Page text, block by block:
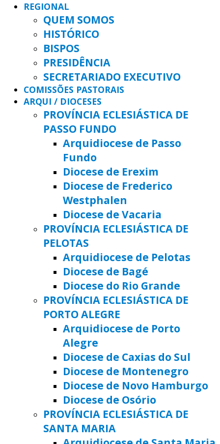
REGIONAL
QUEM SOMOS
HISTÓRICO
BISPOS
PRESIDÊNCIA
SECRETARIADO EXECUTIVO
COMISSÕES PASTORAIS
ARQUI / DIOCESES
PROVÍNCIA ECLESIÁSTICA DE
PASSO FUNDO
Arquidiocese de Passo
Fundo
Diocese de Erexim
Diocese de Frederico
Westphalen
Diocese de Vacaria
PROVÍNCIA ECLESIÁSTICA DE
PELOTAS
Arquidiocese de Pelotas
Diocese de Bagé
Diocese do Rio Grande
PROVÍNCIA ECLESIÁSTICA DE
PORTO ALEGRE
Arquidiocese de Porto
Alegre
Diocese de Caxias do Sul
Diocese de Montenegro
Diocese de Novo Hamburgo
Diocese de Osório
PROVÍNCIA ECLESIÁSTICA DE
SANTA MARIA